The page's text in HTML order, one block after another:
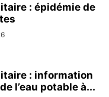
: épidémie de
: information
l’eau potable à...